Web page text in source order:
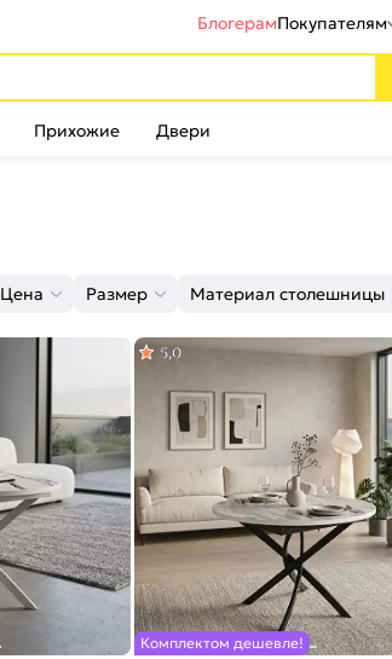
БлогерамПокупателям
Прихожие Двери
Цена Размер Материал столешницы
Комплектом дешевле!
5,0